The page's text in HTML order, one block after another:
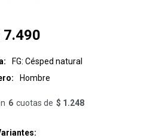
7.490
FG: Césped natural
Hombre
6 cuotas de $ 1.248